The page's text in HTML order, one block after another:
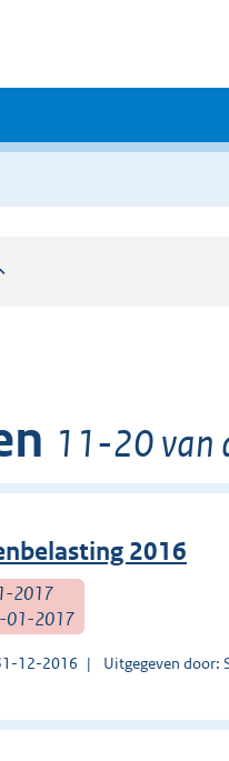
op:
11-20 van
2016
2017
01-2017
12-2016 Uitgegeven door: